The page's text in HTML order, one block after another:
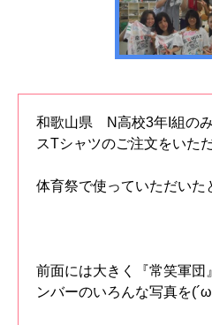
和歌山県 N高校3年I組の
スTシャツのご注文をいた
体育祭で使っていただい
前面には大きく『常笑軍団
ンバーのいろんな写真を